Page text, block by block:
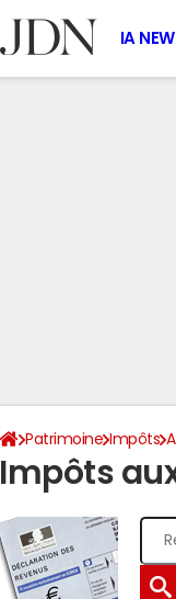
IA
Patrimoine Impôts
Impôts